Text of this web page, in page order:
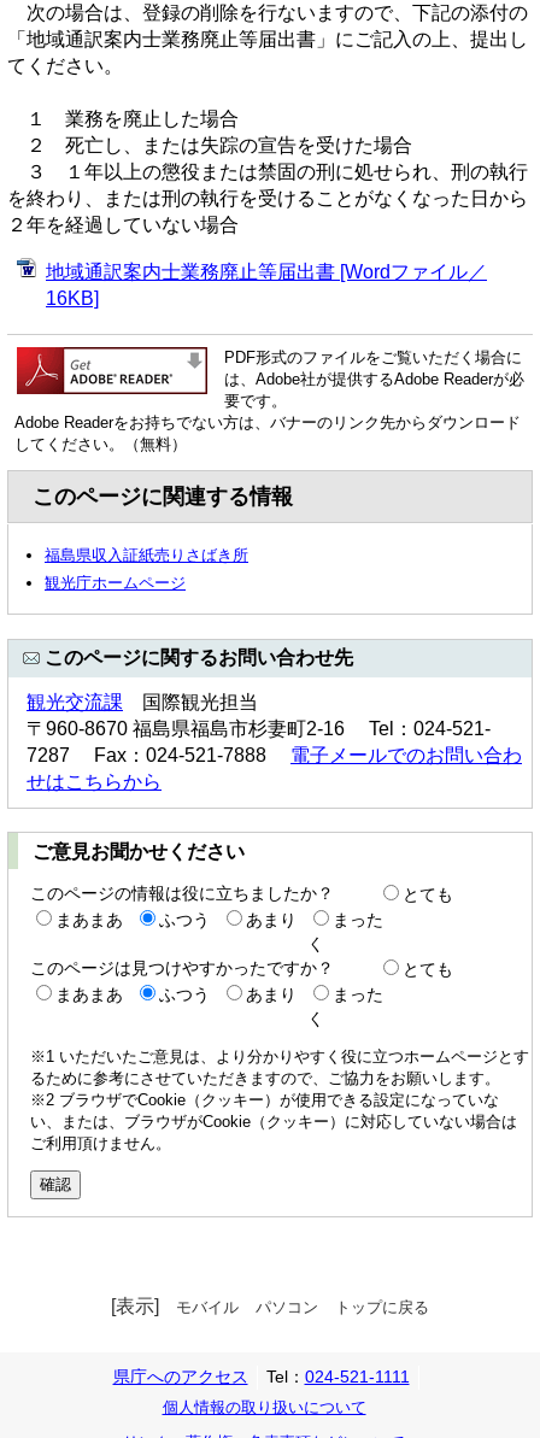
次の場合は、登録の削除を行ないますので、下記の添付の
「地域通訳案内士業務廃止等届出書」にご記入の上、提出し
てください。
１ 業務を廃止した場合
２ 死亡し、または失踪の宣告を受けた場合
３ １年以上の懲役または禁固の刑に処せられ、刑の執行
を終わり、または刑の執行を受けることがなくなった日から
２年を経過していない場合
地域通訳案内士業務廃止等届出書 [Wordファイル／
16KB]
PDF形式のファイルをご覧いただく場合に
は、Adobe社が提供するAdobe Readerが必
要です。
Adobe Readerをお持ちでない方は、バナーのリンク先からダウンロード
してください。（無料）
このページに関連する情報
福島県収入証紙売りさばき所
観光庁ホームページ
このページに関するお問い合わせ先
観光交流課 国際観光担当
〒960-8670 福島県福島市杉妻町2-16 Tel：024-521-
7287 Fax：024-521-7888 電子メールでのお問い合わ
せはこちらから
ご意見お聞かせください
このページの情報は役に立ちましたか？
とても
まあまあ
ふつう あまり
まった
く
このページは見つけやすかったですか？
とても
まあまあ
ふつう あまり
まった
く
※1 いただいたご意見は、より分かりやすく役に立つホームページとす
るために参考にさせていただきますので、ご協力をお願いします。
※2 ブラウザでCookie（クッキー）が使用できる設定になっていな
い、または、ブラウザがCookie（クッキー）に対応していない場合は
ご利用頂けません。
[表示] モバイル パソコン トップに戻る
県庁へのアクセス Tel： 024-521-1111
個人情報の取り扱いについて